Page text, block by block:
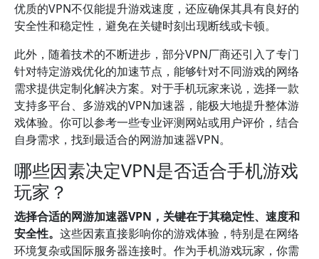
优质的VPN不仅能提升游戏速度，还应确保其具有良好的
安全性和稳定性，避免在关键时刻出现断线或卡顿。
此外，随着技术的不断进步，部分VPN厂商还引入了专门
针对特定游戏优化的加速节点，能够针对不同游戏的网络
需求提供定制化解决方案。对于手机玩家来说，选择一款
支持多平台、多游戏的VPN加速器，能极大地提升整体游
戏体验。你可以参考一些专业评测网站或用户评价，结合
自身需求，找到最适合的网游加速器VPN。
哪些因素决定VPN是否适合手机游戏
玩家？
选择合适的网游加速器VPN，关键在于其稳定性、速度和
安全性。 这些因素直接影响你的游戏体验，特别是在网络
环境复杂或国际服务器连接时。作为手机游戏玩家，你需